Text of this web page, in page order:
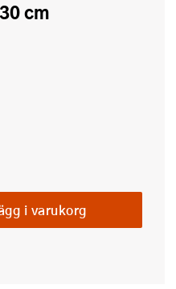
cm
i varukorg